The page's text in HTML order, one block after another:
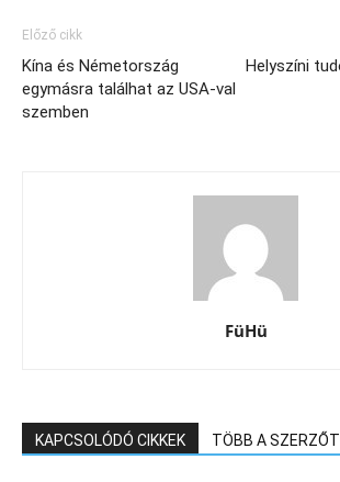
Előző cikk
Kína és Németország
egymásra találhat az USA-val
szemben
Helyszíni
FüHü
KAPCSOLÓDÓ CIKKEK TÖBB A